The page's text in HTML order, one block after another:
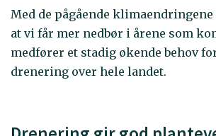
Med de pågående
at vi får mer nedbør i årene som
medfører et stadig økende behov
drenering over hele landet.